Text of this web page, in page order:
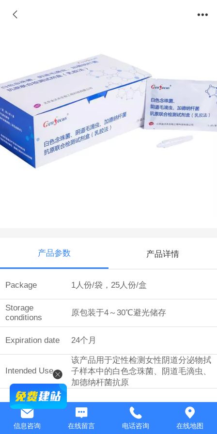
产品参数 产品详情
Package 1人份/袋，25人份/盒
Storage
conditions
原包装于4～30℃避光储存
Expiration date 24个月
Intended Use
该产品用于定性检测女性阴道分泌物拭
子样本中的白色念珠菌、阴道毛滴虫、
加德纳杆菌抗原
信息咨询 在线留言 电话咨询 在线地图